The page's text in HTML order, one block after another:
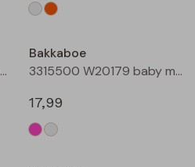
3315500 W20179 baby meisjes gilet/hesje Cerise
Bakkaboe
3315500 W20179 baby meisjes gilet/hesje Cream
17,99